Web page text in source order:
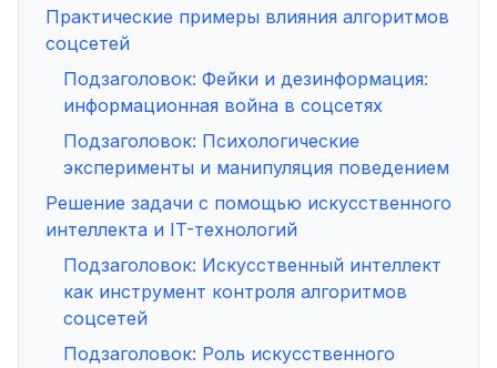
Практические примеры влияния алгоритмов
соцсетей
Подзаголовок: Фейки и дезинформация:
информационная война в соцсетях
Подзаголовок: Психологические
эксперименты и манипуляция поведением
Решение задачи с помощью искусственного
интеллекта и IT-технологий
Подзаголовок: Искусственный интеллект
как инструмент контроля алгоритмов
соцсетей
Подзаголовок: Роль искусственного